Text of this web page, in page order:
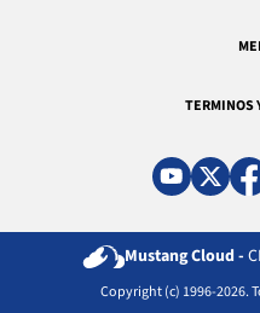
TERMINOS
Mustang Cloud -
Copyright (c) 1996-2026.